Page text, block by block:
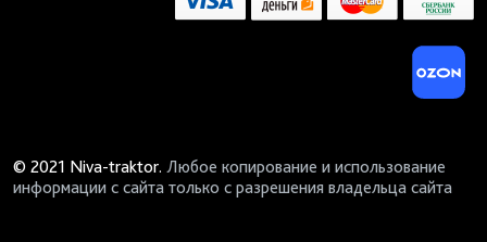
© 2021 Niva-traktor. Любое копирование и использование
информации с сайта только с разрешения владельца сайта